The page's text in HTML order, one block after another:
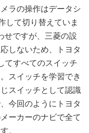
ラの操作はデータシ
して切り替えていま
せですが、三菱の設
しないため、トヨタ
てすべてのスイッチ
スイッチを学習でき
スイッチとして認識
今回のようにトヨタ
ーカーのナビで全て
。